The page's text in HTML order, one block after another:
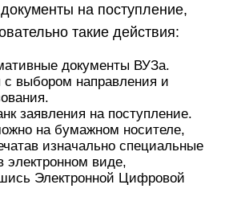
на поступление,
такие действия:
документы ВУЗа.
с выбором направления и
заявления на поступление.
на бумажном носителе,
изначально специальные
электронном виде,
Электронной Цифровой